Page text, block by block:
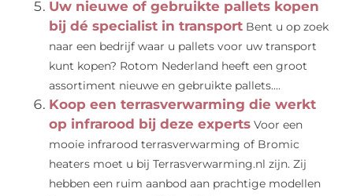
Uw nieuwe of gebruikte pallets kopen
bij dé specialist in transport Bent u op zoek
naar een bedrijf waar u pallets voor uw transport
kunt kopen? Rotom Nederland heeft een groot
assortiment nieuwe en gebruikte pallets....
Koop een terrasverwarming die werkt
op infrarood bij deze experts Voor een
mooie infrarood terrasverwarming of Bromic
heaters moet u bij Terrasverwarming.nl zijn. Zij
hebben een ruim aanbod aan prachtige modellen